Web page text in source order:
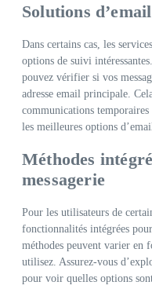
Solutions
Dans certains cas, les
options de suivi
pouvez vérifier si vos
adresse email principale.
communications
les meilleures options
Méthodes
messagerie
Pour les utilisateurs de
fonctionnalités intégrées
méthodes peuvent varier en
utilisez. Assurez-vous
pour voir quelles options